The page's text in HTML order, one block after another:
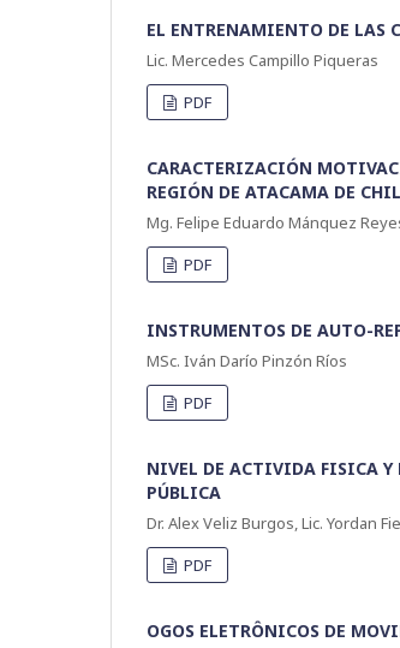
EL ENTRENAMIENTO DE LAS
Lic. Mercedes Campillo Piqueras
PDF
CARACTERIZACIÓN
REGIÓN DE ATACAMA DE
Mg. Felipe Eduardo Mánquez
PDF
INSTRUMENTOS DE AUTO-
MSc. Iván Darío Pinzón Ríos
PDF
NIVEL DE ACTIVIDA FISICA Y
PÚBLICA
Dr. Alex Veliz Burgos, Lic. Yordan
PDF
OGOS ELETRÔNICOS DE